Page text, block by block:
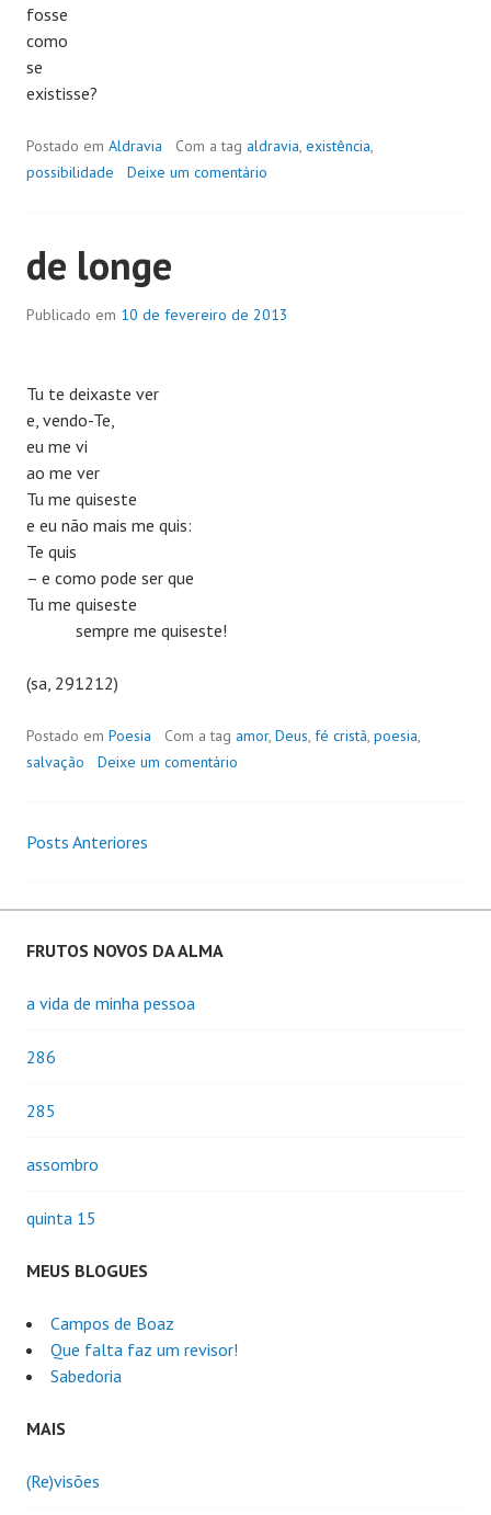
fosse
como
se
existisse?
Postado em Aldravia Com a tag aldravia, existência,
possibilidade
Deixe um comentário
de longe
Publicado em 10 de fevereiro de 2013
Tu te deixaste ver
e, vendo-Te,
eu me vi
ao me ver
Tu me quiseste
e eu não mais me quis:
Te quis
– e como pode ser que
Tu me quiseste
sempre me quiseste!
(sa, 291212)
Postado em Poesia Com a tag amor, Deus, fé cristã, poesia,
salvação
Deixe um comentário
Navegação
de
Posts
Posts Anteriores
FRUTOS NOVOS DA ALMA
a vida de minha pessoa
286
285
assombro
quinta 15
MEUS BLOGUES
Campos de Boaz
Que falta faz um revisor!
Sabedoria
MAIS
(Re)visões